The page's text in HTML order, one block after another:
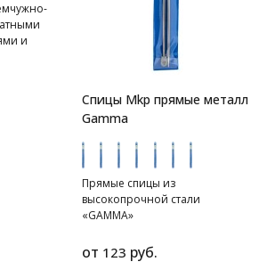
и
Спицы Mkp прямые металл
Gamma
Прямые спицы из
высокопрочной стали
«GAMMA»
от 123 руб.